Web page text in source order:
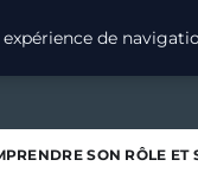
SON RÔLE ET
de